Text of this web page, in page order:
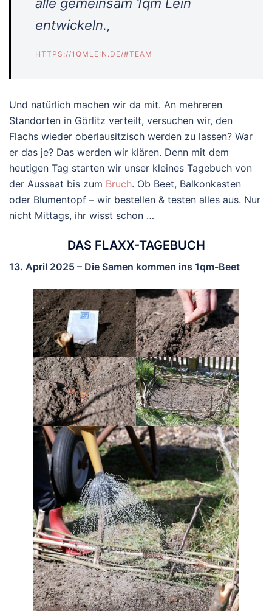
entwickeln.‚
HTTPS://1QMLEIN.DE/#TEAM
Und natürlich machen wir da mit. An mehreren
Standorten in Görlitz verteilt, versuchen wir, den
Flachs wieder oberlausitzisch werden zu lassen? War
er das je? Das werden wir klären. Denn mit dem
heutigen Tag starten wir unser kleines Tagebuch von
der Aussaat bis zum Bruch. Ob Beet, Balkonkasten
oder Blumentopf – wir bestellen & testen alles aus. Nur
nicht Mittags, ihr wisst schon …
DAS FLAXX-TAGEBUCH
13. April 2025 – Die Samen kommen ins 1qm-Beet